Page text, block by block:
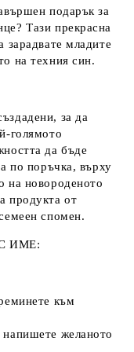
подарък за
Тази прекрасна
зарадвате младите
на техния син.
за да
голямото
да бъде
по поръчка, върху
на новороденото
продукта от
спомен.
ИМЕ:
към
напишете желаното